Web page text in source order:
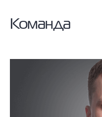
Команда